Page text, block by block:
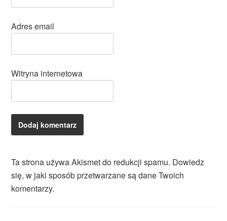
Adres email
Witryna internetowa
Ta strona używa Akismet do redukcji spamu. Dowiedz
się, w jaki sposób przetwarzane są dane Twoich
komentarzy.